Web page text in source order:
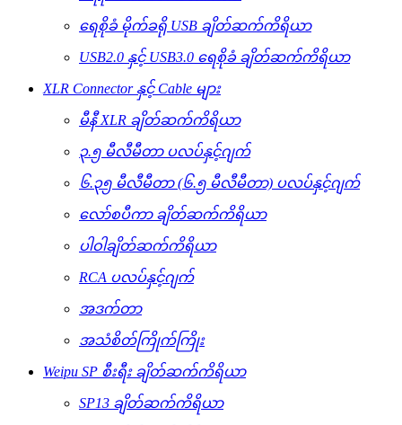
ရေစိုခံ မိုက်ခရို USB ချိတ်ဆက်ကိရိယာ
USB2.0 နှင့် USB3.0 ရေစိုခံ ချိတ်ဆက်ကိရိယာ
XLR Connector နှင့် Cable များ
မီနီ XLR ချိတ်ဆက်ကိရိယာ
၃.၅ မီလီမီတာ ပလပ်နှင့်ဂျက်
၆.၃၅ မီလီမီတာ (၆.၅ မီလီမီတာ) ပလပ်နှင့်ဂျက်
လော်စပီကာ ချိတ်ဆက်ကိရိယာ
ပါဝါချိတ်ဆက်ကိရိယာ
RCA ပလပ်နှင့်ဂျက်
အဒက်တာ
အသံစိတ်ကြိုက်ကြိုး
Weipu SP စီးရီး ချိတ်ဆက်ကိရိယာ
SP13 ချိတ်ဆက်ကိရိယာ